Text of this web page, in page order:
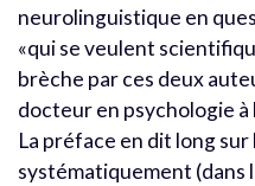
neurolinguistique en
«qui se veulent
brèche par ces deux
docteur en psychologie à
La préface en dit long sur
systématiquement (dans